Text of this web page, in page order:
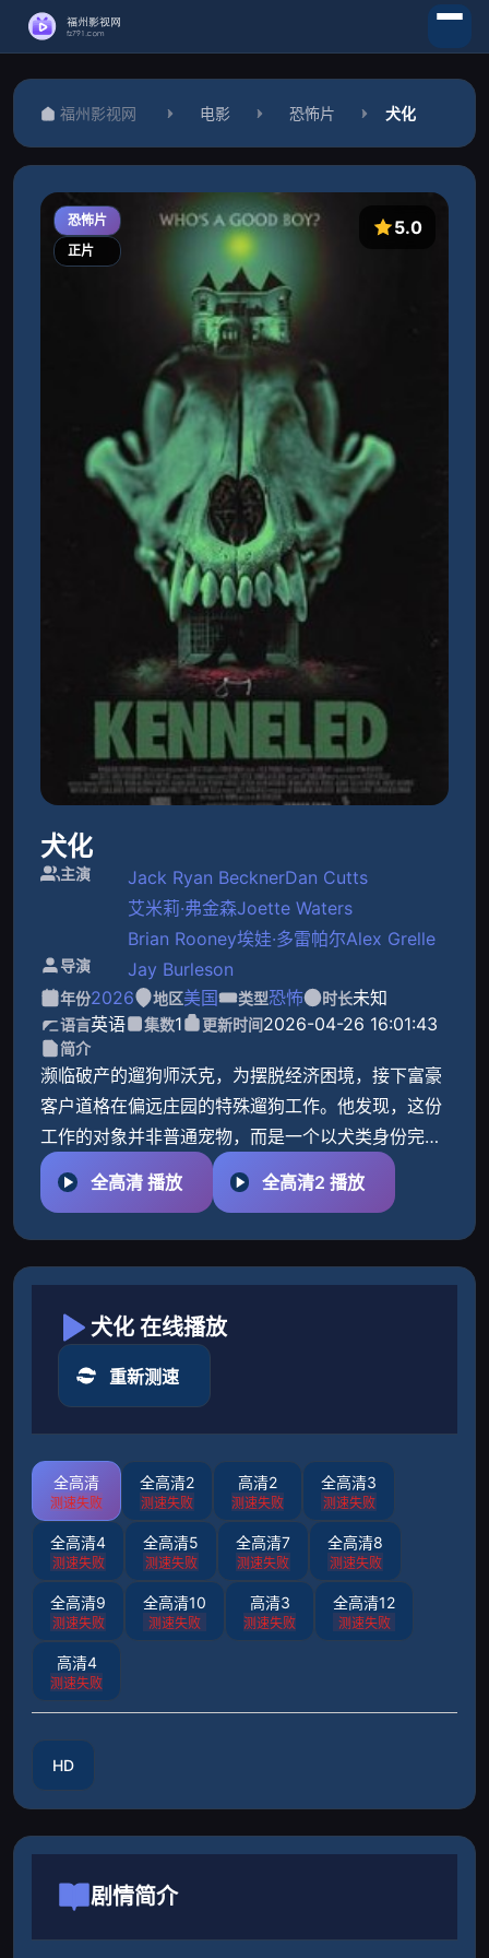
福州影视网 电影 恐怖片 犬化
恐怖片
正片
5.0
犬化
主演 Jack Ryan BecknerDan Cutts
艾米莉·弗金森Joette Waters
Brian Rooney埃娃·多雷帕尔Alex Grelle
导演 Jay Burleson
年份2026 地区美国 类型恐怖 时长未知
语言英语 集数1 更新时间2026-04-26 16:01:43
简介
濒临破产的遛狗师沃克，为摆脱经济困境，接下富豪
客户道格在偏远庄园的特殊遛狗工作。他发现，这份
工作的对象并非普通宠物，而是一个以犬类身份完全
生活的男人。尽管初时不适，沃克仍为高薪妥协，却
逐渐在扭曲的主从
全高清 播放 全高清2 播放
犬化 在线播放
重新测速
全高清
测速失败
全高清2
测速失败
高清2
测速失败
全高清3
测速失败
全高清4
测速失败
全高清5
测速失败
全高清7
测速失败
全高清8
测速失败
全高清9
测速失败
全高清10
测速失败
高清3
测速失败
全高清12
测速失败
高清4
测速失败
HD
剧情简介